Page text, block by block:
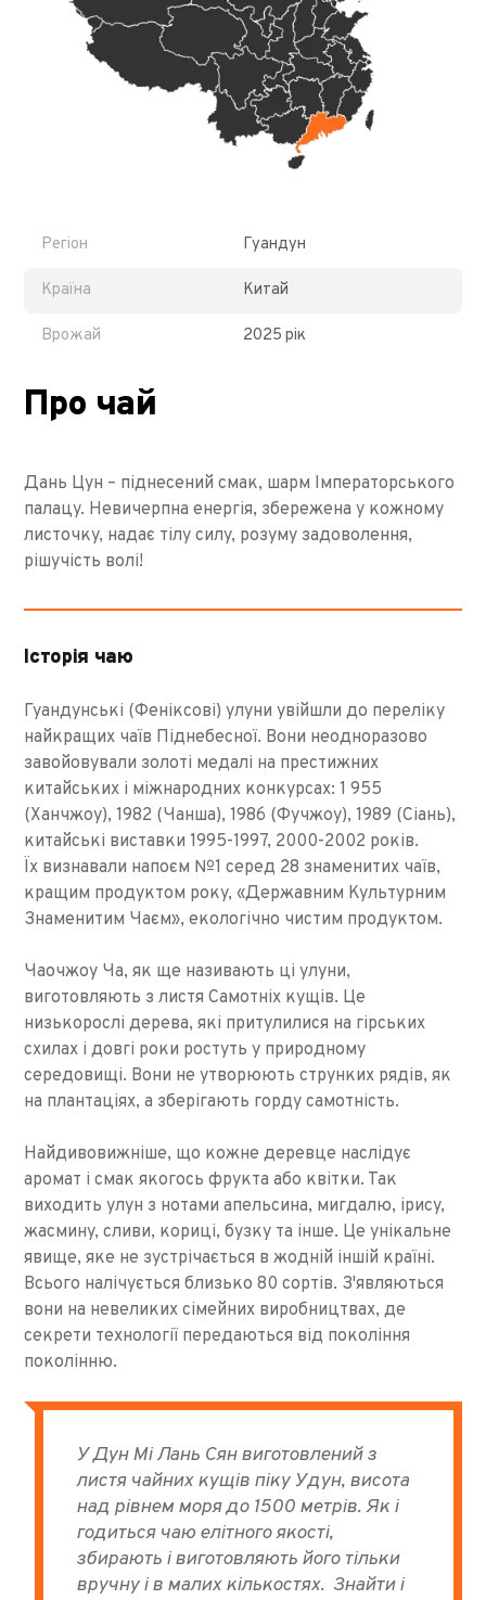
Регіон Гуандун
Країна Китай
Врожай 2025 рік
Про чай
Дань Цун – піднесений смак, шарм Імператорського
палацу. Невичерпна енергія, збережена у кожному
листочку, надає тілу силу, розуму задоволення,
рішучість волі!
Історія чаю
Гуандунські (Феніксові) улуни увійшли до переліку
найкращих чаїв Піднебесної. Вони неодноразово
завойовували золоті медалі на престижних
китайських і міжнародних конкурсах: 1 955
(Ханчжоу), 1982 (Чанша), 1986 (Фучжоу), 1989 (Сіань),
китайські виставки 1995-1997, 2000-2002 років.
Їх визнавали напоєм №1 серед 28 знаменитих чаїв,
кращим продуктом року, «Державним Культурним
Знаменитим Чаєм», екологічно чистим продуктом.
Чаочжоу Ча, як ще називають ці улуни,
виготовляють з листя Самотніх кущів. Це
низькорослі дерева, які притулилися на гірських
схилах і довгі роки ростуть у природному
середовищі. Вони не утворюють струнких рядів, як
на плантаціях, а зберігають горду самотність.
Найдивовижніше, що кожне деревце наслідує
аромат і смак якогось фрукта або квітки. Так
виходить улун з нотами апельсина, мигдалю, ірису,
жасмину, сливи, кориці, бузку та інше. Це унікальне
явище, яке не зустрічається в жодній іншій країні.
Всього налічується близько 80 сортів. З'являються
вони на невеликих сімейних виробництвах, де
секрети технології передаються від покоління
поколінню.
У Дун Мі Лань Сян виготовлений з
листя чайних кущів піку Удун, висота
над рівнем моря до 1500 метрів. Як і
годиться чаю елітного якості,
збирають і виготовляють його тільки
вручну і в малих кількостях. Знайти і